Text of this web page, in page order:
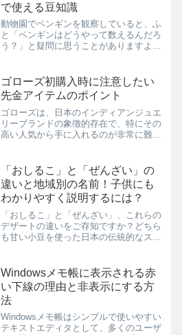
で使える豆知識
動物園でペンギンを観察していると、ふ
と「ペンギンはどうやって数えるんだろ
う？」と疑問に思うことがありますよ
「羽」と「匹」、どちらが正しいのか迷
うこともありますよね。そこで、...
ゴローズ初購入時に注意したい
先金アイテムのポイント
ゴローズは、日本のインディアンジュエ
リーブランドの象徴的存在で、特にその
高い人気から手に入れるのが非常に難し
ァンの間で憧れの存在となっており、手
に入れるとその魅力に惹き...
「おしるこ」と「ぜんざい」の
違いと地域別の名前！子供にも
わかりやすく説明するには？
「おしるこ」と「ぜんざい」、これらの
デザートの違いをご存知ですか？どちら
も甘い小豆を使った日本の伝統的なスイ
がり、特に寒い日にはぴったりの温かい
おやつです。ですが、この...
Windowsメモ帳に表示される赤
い下線の理由と非表示にする方
法
Windowsメモ帳はシンプルで使いやすい
テキストエディタとして、多くのユーザ